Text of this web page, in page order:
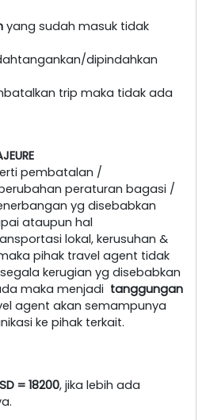
yang sudah masuk tidak
dipindahkan
trip maka tidak ada
pembatalan /
peraturan bagasi /
yg disebabkan
ataupun hal
lokal, kerusuhan &
pihak travel agent tidak
kerugian yg disebabkan
maka menjadi tanggungan
agent akan semampunya
ke pihak terkait.
= 18200, jika lebih ada